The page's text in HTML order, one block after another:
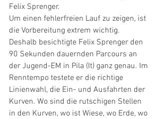
Felix Sprenger.
Um einen fehlerfreien Lauf zu zeigen, ist
die Vorbereitung extrem wichtig.
Deshalb besichtigte Felix Sprenger den
90 Sekunden dauernden Parcours an
der Jugend-EM in Pila (It) ganz genau. Im
Renntempo testete er die richtige
Linienwahl, die Ein- und Ausfahrten der
Kurven. Wo sind die rutschigen Stellen
in den Kurven, wo ist Wiese, wo Erde, wo